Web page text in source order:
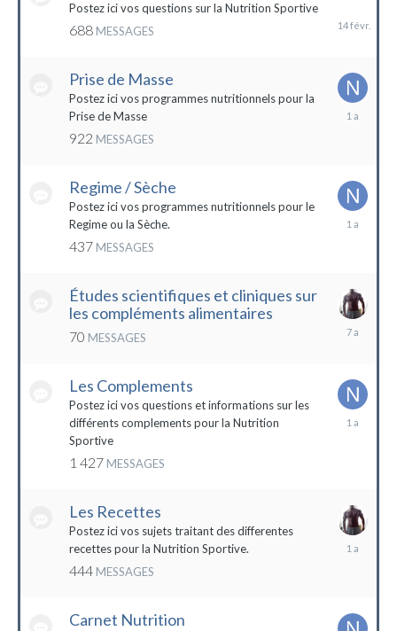
Postez ici vos questions sur la Nutrition Sportive
688 MESSAGES
Prise de Masse
Postez ici vos programmes nutritionnels pour la
Prise de Masse
922 MESSAGES
19
Regime / Sèche
Postez ici vos programmes nutritionnels pour le
Regime ou la Sèche.
437 MESSAGES
18
Études scientifiques et cliniques sur
les compléments alimentaires
70 MESSAGES
18
Les Complements
Postez ici vos questions et informations sur les
différents complements pour la Nutrition
Sportive
1 427 MESSAGES
Les Recettes
Postez ici vos sujets traitant des differentes
recettes pour la Nutrition Sportive.
444 MESSAGES
Carnet Nutrition